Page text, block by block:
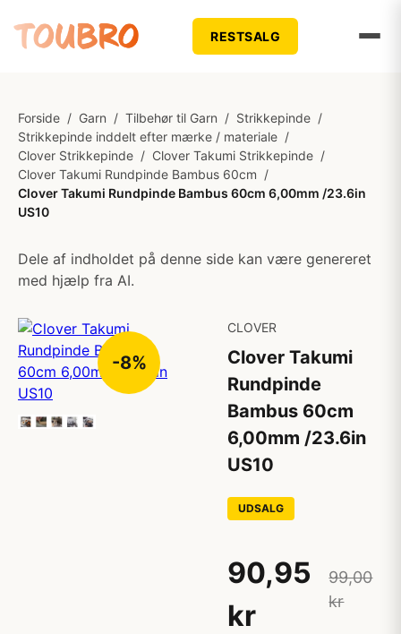
RESTSALG
Forside / Garn / Tilbehør til Garn / Strikkepinde /
Strikkepinde inddelt efter mærke / materiale /
Clover Strikkepinde / Clover Takumi Strikkepinde /
Clover Takumi Rundpinde Bambus 60cm /
Clover Takumi Rundpinde Bambus 60cm 6,00mm /23.6in
US10
Dele af indholdet på denne side kan være genereret
med hjælp fra AI.
-8%
CLOVER
Clover Takumi
Rundpinde
Bambus 60cm
6,00mm /23.6in
US10
UDSALG
90,95
kr
99,00
kr